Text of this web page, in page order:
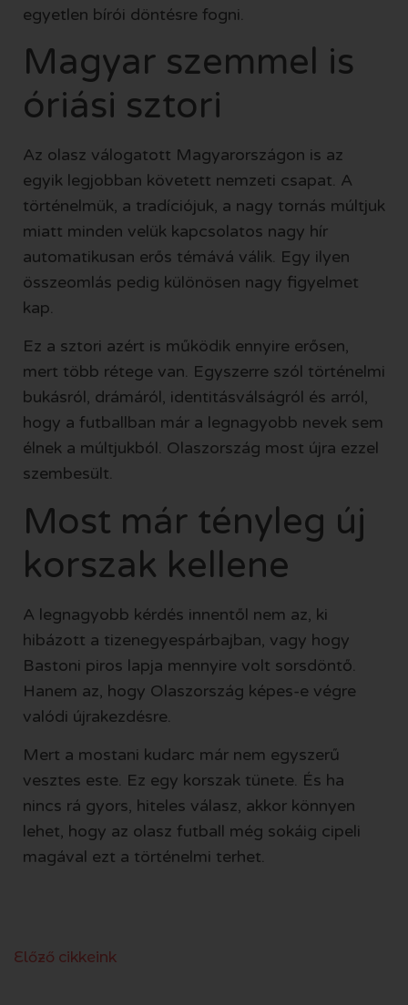
Előző cikkeink
egyetlen bírói döntésre fogni.
Magyar szemmel is
óriási sztori
Az olasz válogatott Magyarországon is az
egyik legjobban követett nemzeti csapat. A
történelmük, a tradíciójuk, a nagy tornás múltjuk
miatt minden velük kapcsolatos nagy hír
automatikusan erős témává válik. Egy ilyen
összeomlás pedig különösen nagy figyelmet
kap.
Ez a sztori azért is működik ennyire erősen,
mert több rétege van. Egyszerre szól történelmi
bukásról, drámáról, identitásválságról és arról,
hogy a futballban már a legnagyobb nevek sem
élnek a múltjukból. Olaszország most újra ezzel
szembesült.
Most már tényleg új
korszak kellene
A legnagyobb kérdés innentől nem az, ki
hibázott a tizenegyespárbajban, vagy hogy
Bastoni piros lapja mennyire volt sorsdöntő.
Hanem az, hogy Olaszország képes-e végre
valódi újrakezdésre.
Mert a mostani kudarc már nem egyszerű
vesztes este. Ez egy korszak tünete. És ha
nincs rá gyors, hiteles válasz, akkor könnyen
lehet, hogy az olasz futball még sokáig cipeli
magával ezt a történelmi terhet.